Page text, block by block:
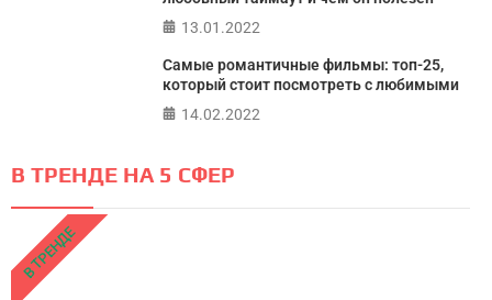
13.01.2022
Самые романтичные фильмы: топ-25,
который стоит посмотреть с любимыми
14.02.2022
В ТРЕНДЕ НА 5 СФЕР
В ТРЕНДЕ